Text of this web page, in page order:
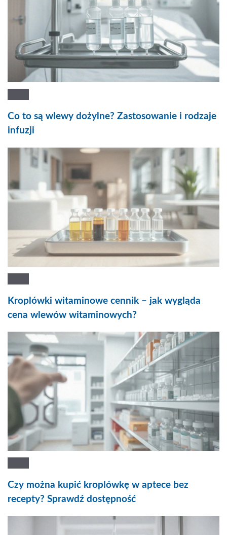
Co to są wlewy dożylne? Zastosowanie i rodzaje
infuzji
Kroplówki witaminowe cennik – jak wygląda
cena wlewów witaminowych?
Czy można kupić kroplówkę w aptece bez
recepty? Sprawdź dostępność